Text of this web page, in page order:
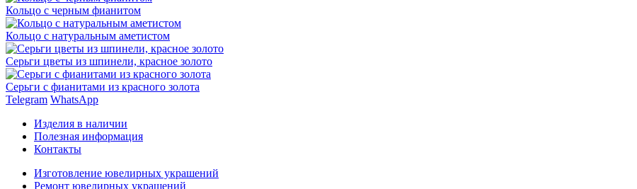
Кольцо с черным фианитом
Кольцо с натуральным аметистом
Серьги цветы из шпинели, красное золото
Серьги с фианитами из красного золота
Telegram WhatsApp
Изделия в наличии
Полезная информация
Контакты
Изготовление ювелирных украшений
Ремонт ювелирных украшений